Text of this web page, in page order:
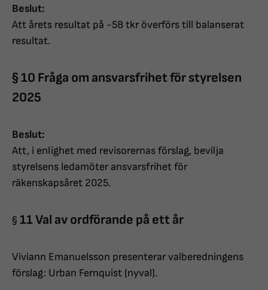
Beslut:
Att årets resultat på -58 tkr överförs till balanserat
resultat.
§ 10 Fråga om ansvarsfrihet för styrelsen
2025
Beslut:
Att, i enlighet med revisorernas förslag, bevilja
styrelsens ledamöter ansvarsfrihet för
räkenskapsåret 2025.
§ 11 Val av ordförande på ett år
Viviann Emanuelsson presenterar valberedningens
förslag: Urban Fernquist (nyval).